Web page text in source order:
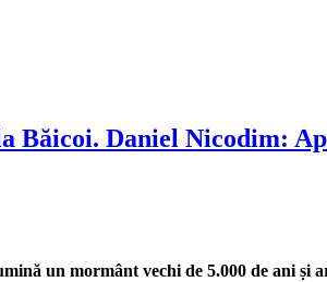
Băicoi. Daniel Nicodim:
un mormânt vechi de 5.000 de ani și